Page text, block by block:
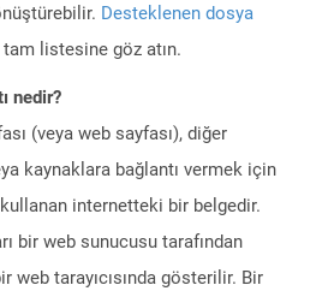
Desteklenen dosya
tam listesine göz atın.
nedir?
(veya web sayfası), diğer
kaynaklara bağlantı vermek için
internetteki bir belgedir.
bir web sunucusu tarafından
web tarayıcısında gösterilir. Bir